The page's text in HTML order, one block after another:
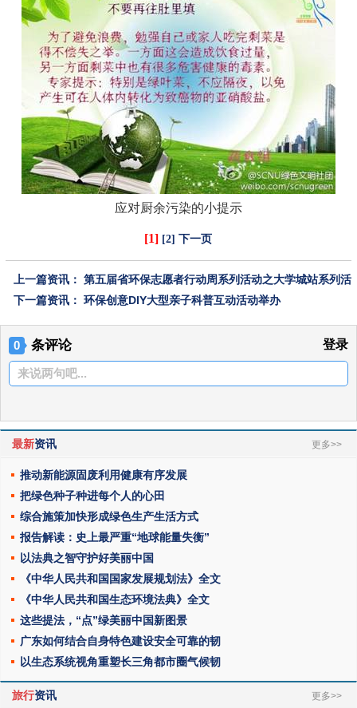
应对厨余污染的小提示
[1] [2] 下一页
上一篇资讯： 第五届省环保志愿者行动周系列活动之大学城站系列活
动
下一篇资讯： 环保创意DIY大型亲子科普互动活动举办
0 条评论 登录
来说两句吧...
最新资讯 更多>>
推动新能源固废利用健康有序发展
把绿色种子种进每个人的心田
综合施策加快形成绿色生产生活方式
报告解读：史上最严重“地球能量失衡”
以法典之智守护好美丽中国
《中华人民共和国国家发展规划法》全文
《中华人民共和国生态环境法典》全文
这些提法，“点”绿美丽中国新图景
广东如何结合自身特色建设安全可靠的韧
以生态系统视角重塑长三角都市圈气候韧
旅行资讯 更多>>